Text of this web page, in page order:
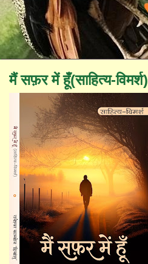
मैं सफ़र में हूँ(साहित्य-विमर्श)